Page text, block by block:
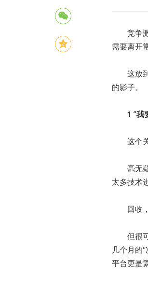
竞争激
需要离开
这放到
的影子。
1 “我
这个关
毫无疑
太多技术
回收，
但很可
几个月的
平台更是